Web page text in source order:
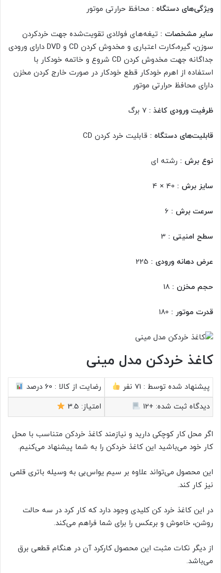
ویژگی‌های دستگاه : محافظ حرارتی موتور
سایر مشخصات : تیغه‌های فولادی تقویت‌شده جهت خردکردن
سوزن، گیره،کارت اعتباری و مخدوش کردن CD و DVD دارای ورودی
جداگانه جهت مخدوش کردن CD شروع و خاتمه خودکار با
استفاده از اهرم خودکار قطع خودکار در صورت خارج کردن مخزن
دارای محافظ حرارتی موتور
ظرفیت ورودی کاغذ :
قابلیت‌های دستگاه : قابلیت خرد کردن CD
نوع برش : رشته ای
سایز برش :
سرعت برش :
سطح امنیتی :
عرض دهانه ورودی :
حجم مخزن :
قدرت موتور :
کاغذ خردکن مدل مینی
پیشنهاد شده توسط : 71 نفر رضایت از کالا : 60 درصد
دیدگاه ثبت شده: +12 امتیاز: 3.5
اگر محل کار کوچکی دارید و نیازمند کاغذ خردکن متناسب با محل
کار خود می‌باشید این کاغذ خردکن را به شما پیشنهاد می‌کنیم.
این محصول می‌تواند علاوه بر سیم یواس‌بی به وسیله باتری قلمی
نیز کار کند.
در این کاغذ خرد کن کلیدی وجود دارد که کار کرد در سه حالت
روشن، خاموش و برعکس را برای شما فراهم می‌کند.
از دیگر نکات مثبت این محصول کارکرد آن در هنگام قطعی برق
می‌باشد.